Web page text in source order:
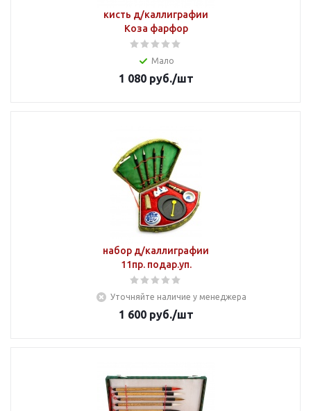
кисть д/каллиграфии
Коза фарфор
Мало
1 080руб./шт
набор д/каллиграфии
11пр. подар.уп.
Уточняйте наличие у менеджера
1 600руб./шт